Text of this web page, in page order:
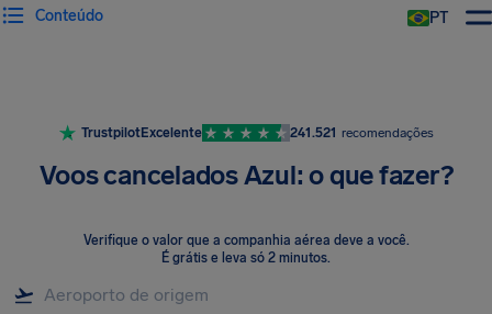
PT
Conteúdo
TrustpilotExcelente 241.521 recomendações
Voos cancelados Azul: o que fazer?
Verifique o valor que a companhia aérea deve a você.
É grátis e leva só 2 minutos.